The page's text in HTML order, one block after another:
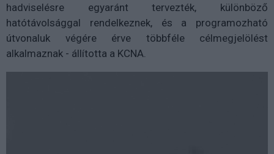
hadviselésre egyaránt tervezték, különböző
hatótávolsággal rendelkeznek, és a programozható
útvonaluk végére érve többféle célmegjelölést
alkalmaznak - állította a KCNA.